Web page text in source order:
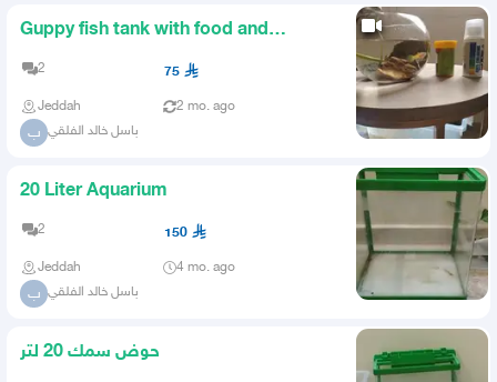
Guppy fish tank with food and
dechlorinator
2 75
Jeddah 2 mo. ago
ب باسل خالد الفلقي
20 Liter Aquarium
2 150
Jeddah 4 mo. ago
ب باسل خالد الفلقي
حوض سمك 20 لتر